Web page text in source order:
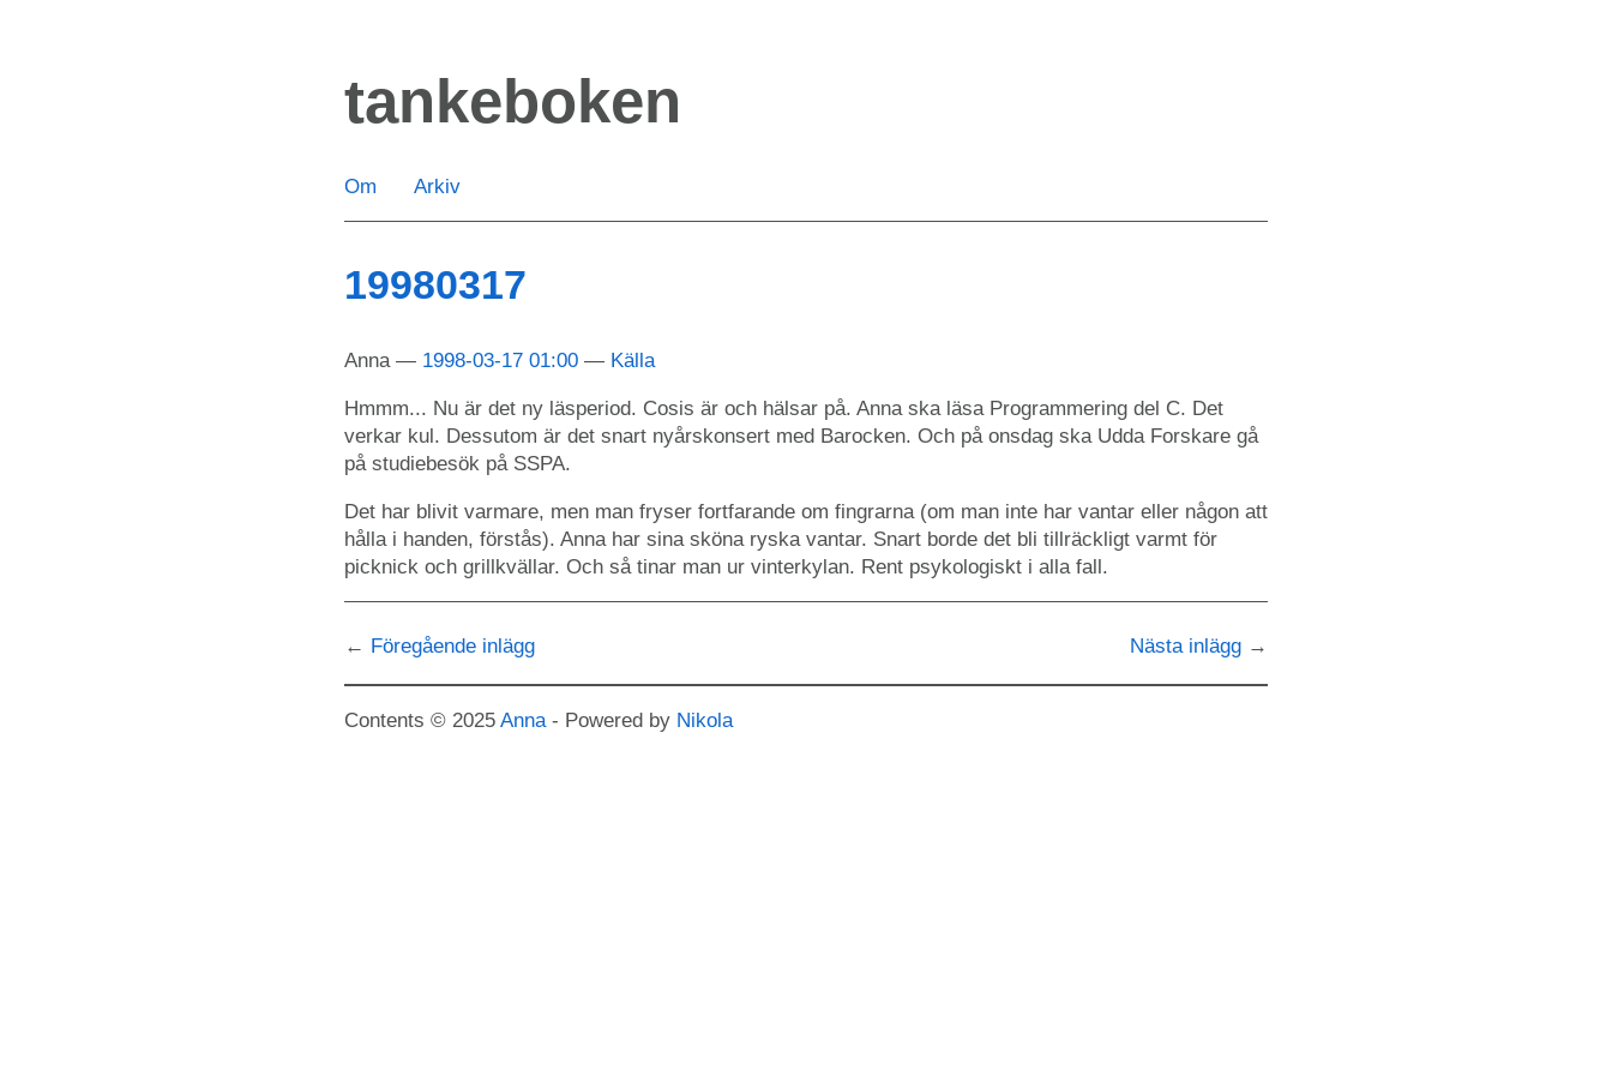
tankeboken
Om Arkiv
19980317
Anna 1998-03-17 01:00 Källa
Hmmm... Nu är det ny läsperiod. Cosis är och hälsar på. Anna ska läsa Programmering del C. Det
verkar kul. Dessutom är det snart nyårskonsert med Barocken. Och på onsdag ska Udda Forskare gå
på studiebesök på SSPA.
Det har blivit varmare, men man fryser fortfarande om fingrarna (om man inte har vantar eller någon att
hålla i handen, förstås). Anna har sina sköna ryska vantar. Snart borde det bli tillräckligt varmt för
picknick och grillkvällar. Och så tinar man ur vinterkylan. Rent psykologiskt i alla fall.
Föregående inlägg Nästa inlägg
Contents © 2025 Anna - Powered by Nikola